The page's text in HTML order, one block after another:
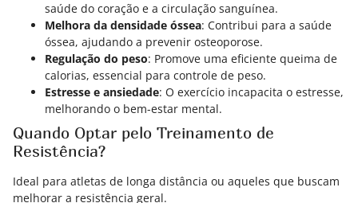
saúde do coração e a circulação sanguínea.
Melhora da densidade óssea: Contribui para a saúde
óssea, ajudando a prevenir osteoporose.
Regulação do peso: Promove uma eficiente queima de
calorias, essencial para controle de peso.
Estresse e ansiedade: O exercício incapacita o estresse,
melhorando o bem-estar mental.
Quando Optar pelo Treinamento de
Resistência?
Ideal para atletas de longa distância ou aqueles que buscam
melhorar a resistência geral.